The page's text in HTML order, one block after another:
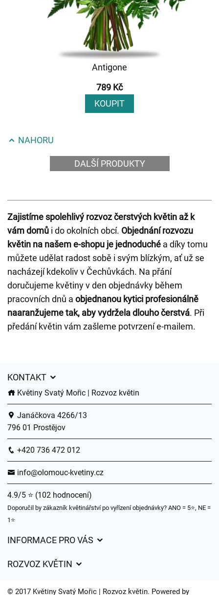
Antigone
789 Kč
KOUPIT
NAHORU
DALŠÍ PRODUKTY
Zajistíme spolehlivý rozvoz čerstvých květin až k
vám domů i do okolních obcí. Objednání rozvozu
květin na našem e-shopu je jednoduché a díky tomu
můžete udělat radost sobě i svým blízkým, ať už se
nacházejí kdekoliv v Čechůvkách. Na přání
doručujeme květiny v den objednávky během
pracovních dnů a objednanou kytici profesionálně
naaranžujeme tak, aby vydržela dlouho čerstvá. Při
předání květin vám zašleme potvrzení e-mailem.
KONTAKT
Květiny Svatý Mořic | Rozvoz květin
Janáčkova 4266/13
796 01 Prostějov
+420 736 472 012
info@olomouc-kvetiny.cz
4.9/5 ⭐ (102 hodnocení)
Doporučil by zákazník květinářství po vyřízení objednávky? ANO = 5⭐, NE =
1⭐
INFORMACE PRO VÁS
Často kladené dotazy
ROZVOZ KVĚTIN
© 2017 Květiny Svatý Mořic | Rozvoz květin. Powered by